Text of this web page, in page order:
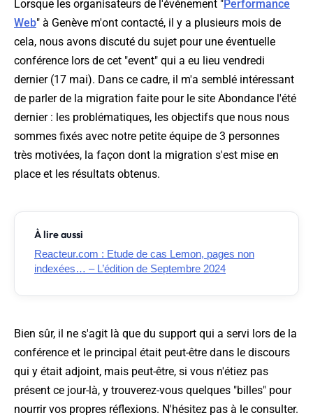
Lorsque les organisateurs de l'événement "Performance
Web" à Genève m'ont contacté, il y a plusieurs mois de
cela, nous avons discuté du sujet pour une éventuelle
conférence lors de cet "event" qui a eu lieu vendredi
dernier (17 mai). Dans ce cadre, il m'a semblé intéressant
de parler de la migration faite pour le site Abondance l'été
dernier : les problématiques, les objectifs que nous nous
sommes fixés avec notre petite équipe de 3 personnes
très motivées, la façon dont la migration s'est mise en
place et les résultats obtenus.
À lire aussi
Reacteur.com : Etude de cas Lemon, pages non
indexées… – L’édition de Septembre 2024
Bien sûr, il ne s'agit là que du support qui a servi lors de la
conférence et le principal était peut-être dans le discours
qui y était adjoint, mais peut-être, si vous n'étiez pas
présent ce jour-là, y trouverez-vous quelques "billes" pour
nourrir vos propres réflexions. N'hésitez pas à le consulter.